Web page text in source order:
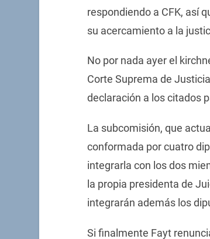
respondiendo a CFK, así
su acercamiento a la
No por nada ayer el
Corte Suprema de
declaración a los citados
La subcomisión, que
conformada por cuatro
integrarla con los dos
la propia presidenta de
integrarán además los
Si finalmente Fayt